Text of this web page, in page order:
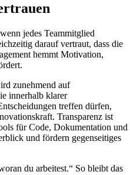
jedes Teammitglied
darauf vertraut, dass die
hemmt Motivation,
zunehmend auf
innerhalb klarer
treffen dürfen,
Transparenz ist
für Code, Dokumentation und
und fördern gegenseitiges
du arbeitest.“ So bleibt das